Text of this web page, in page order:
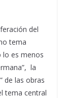
del
tema
lo es menos
la
de las obras
tema central